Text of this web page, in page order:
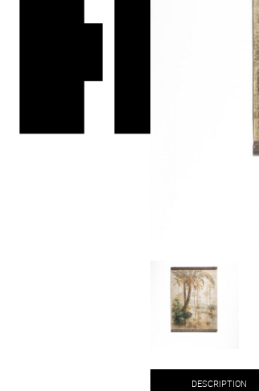
DESCRIPTION